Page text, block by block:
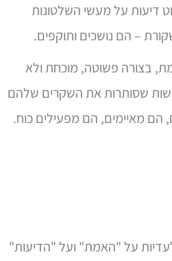
דיעות על מעשי השלטונות
– הם נושכים ותוקפים.
בצורה פשוטה, מוכחת ולא
שסותרות את השקרים שלהם
הם מאיימים, הם מפעילים כוח.
על "האמת" ועל "הדיעות"